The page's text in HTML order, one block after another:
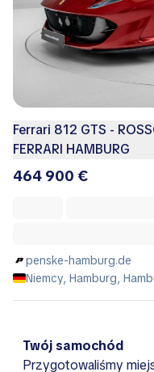
Ferrari 812 GTS -
FERRARI HAMBURG
464 900 €
penske-hamburg.de
Niemcy, Hamburg,
Twój samochód
Przygotowaliśmy